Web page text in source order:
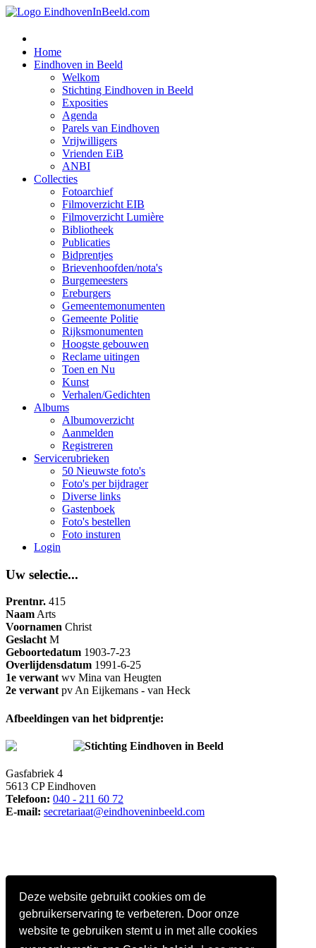
Deze website gebruikt cookies om de
gebruikerservaring te verbeteren. Door onze
website te gebruiken stemt u in met alle cookies
Home
Eindhoven in Beeld
Welkom
Stichting Eindhoven in Beeld
Exposities
Agenda
Parels van Eindhoven
Vrijwilligers
Vrienden EiB
ANBI
Collecties
Fotoarchief
Filmoverzicht EIB
Filmoverzicht Lumière
Bibliotheek
Publicaties
Bidprentjes
Brievenhoofden/nota's
Burgemeesters
Ereburgers
Gemeentemonumenten
Gemeente Politie
Rijksmonumenten
Hoogste gebouwen
Reclame uitingen
Toen en Nu
Kunst
Verhalen/Gedichten
Albums
Albumoverzicht
Aanmelden
Registreren
Servicerubrieken
50 Nieuwste foto's
Foto's per bijdrager
Diverse links
Gastenboek
Foto's bestellen
Foto insturen
Login
Uw selectie...
Prentnr. 415
NaamArts
Voornamen Christ
GeslachtM
Geboortedatum 1903-7-23
Overlijdensdatum 1991-6-25
1e verwantwv Mina van Heugten
2e verwantpv An Eijkemans - van Heck
Afbeeldingen van het bidprentje:
Stichting Eindhoven in Beeld
Gasfabriek 4
5613 CP Eindhoven
Telefoon: 040 - 211 60 72
E-mail: secretariaat@eindhoveninbeeld.com